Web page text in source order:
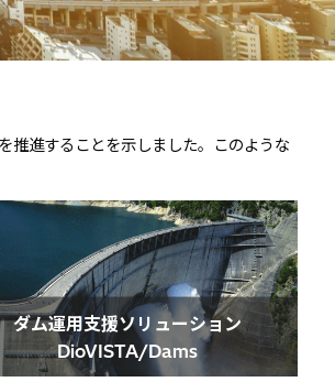
推進することを示しました。このような
ダム運用支援ソリューション
DioVISTA/Dams